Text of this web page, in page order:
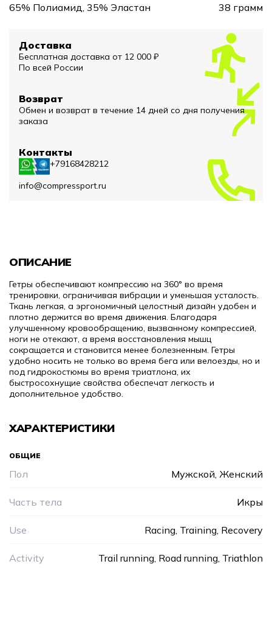
65% Полиамид, 35% Эластан 38 грамм
Доставка
Бесплатная доставка от 12 000 ₽
По всей России
Возврат
Обмен и возврат в течение 14 дней со дня получения
заказа
Контакты
+79168428212
info@compressport.ru
ОПИСАНИЕ
Гетры обеспечивают компрессию на 360° во время
тренировки, ограничивая вибрации и уменьшая усталость.
Ткань легкая, а эргономичный целостный дизайн удобен и
плотно держится во время движения. Благодаря
улучшенному кровообращению, вызванному компрессией,
ноги не отекают, а время восстановления мышц
сокращается и становится менее болезненным. Гетры
удобно носить не только во время бега или велоезды, но и
под гидрокостюмы во время триатлона, их
быстросохнущие свойства обеспечат легкость и
дополнительное удобство.
ХАРАКТЕРИСТИКИ
ОБЩИЕ
Пол Мужской, Женский
Часть тела Икры
Use Racing, Training, Recovery
Activity Trail running, Road running, Triathlon